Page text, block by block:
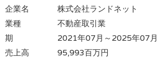
企業名
株式会社ランドネット
業種
不動産取引業
期
2021年07月～2025年07月
売上高
95,993百万円